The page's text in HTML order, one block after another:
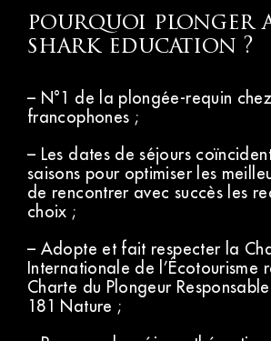
pourquoi plonger
shark education ?
– N°1 de la plongée-requin
francophones ;
– Les dates de séjours
saisons pour optimiser les
de rencontrer avec succès les
choix ;
– Adopte et fait respecter la
Internationale de l’Écotourisme
Charte du Plongeur
181 Nature ;